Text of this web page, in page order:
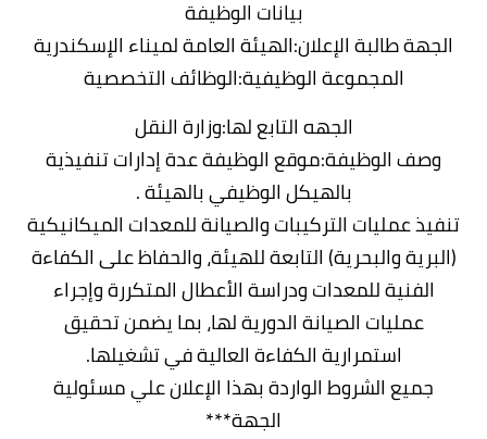
بيانات الوظيفة
الجهة طالبة الإعلان:الهيئة العامة لميناء الإسكندرية
المجموعة الوظيفية:الوظائف التخصصية
الجهه التابع لها:وزارة النقل
وصف الوظيفة:موقع الوظيفة عدة إدارات تنفيذية
بالهيكل الوظيفي بالهيئة .
تنفيذ عمليات التركيبات والصيانة للمعدات الميكانيكية
(البرية والبحرية) التابعة للهيئة، والحفاظ على الكفاءة
الفنية للمعدات ودراسة الأعطال المتكررة وإجراء
عمليات الصيانة الدورية لها، بما يضمن تحقيق
استمرارية الكفاءة العالية في تشغيلها.
جميع الشروط الواردة بهذا الإعلان علي مسئولية
الجهة***